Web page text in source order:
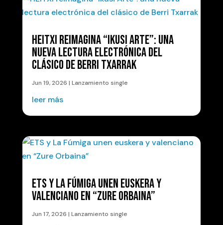
HEITXI REIMAGINA “IKUSI ARTE”: UNA
NUEVA LECTURA ELECTRÓNICA DEL
CLÁSICO DE BERRI TXARRAK
Jun 19, 2026 | Lanzamiento single
leer más
ETS Y LA FÚMIGA UNEN EUSKERA Y
VALENCIANO EN “ZURE ORBAINA”
Jun 17, 2026 | Lanzamiento single